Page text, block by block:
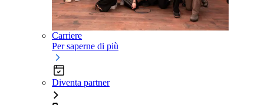
Carriere
Per saperne di più
Diventa partner